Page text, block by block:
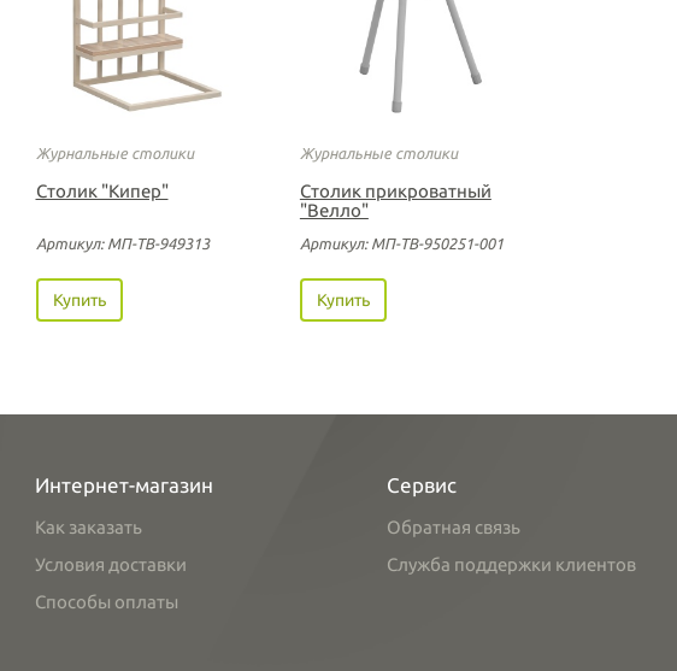
Журнальные столики
Столик "Кипер"
Артикул: МП-ТВ-949313
Купить
Журнальные столики
Столик прикроватный
"Велло"
Артикул: МП-ТВ-950251-001
Купить
Интернет-магазин
Как заказать
Условия доставки
Способы оплаты
Сервис
Обратная связь
Служба поддержки клиентов